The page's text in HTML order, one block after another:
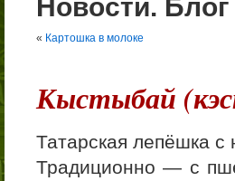
Новости. Блог
« Картошка в молоке
Кыстыбай
Татарская лепёшка с
Традиционно — с